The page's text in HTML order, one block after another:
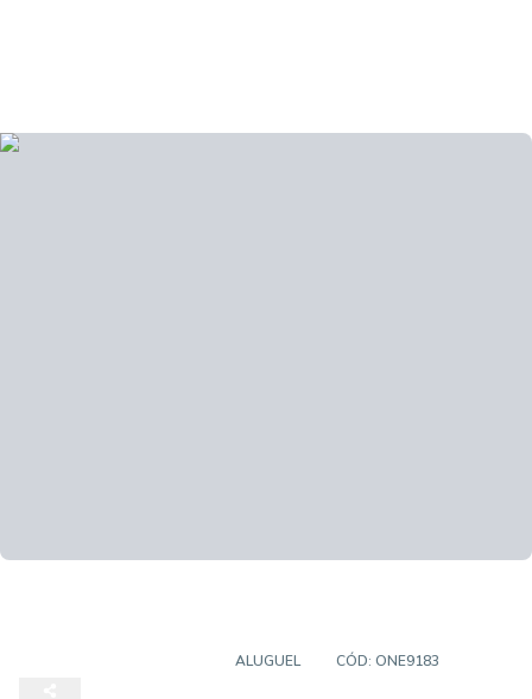
ALUGUEL CÓD: ONE9183